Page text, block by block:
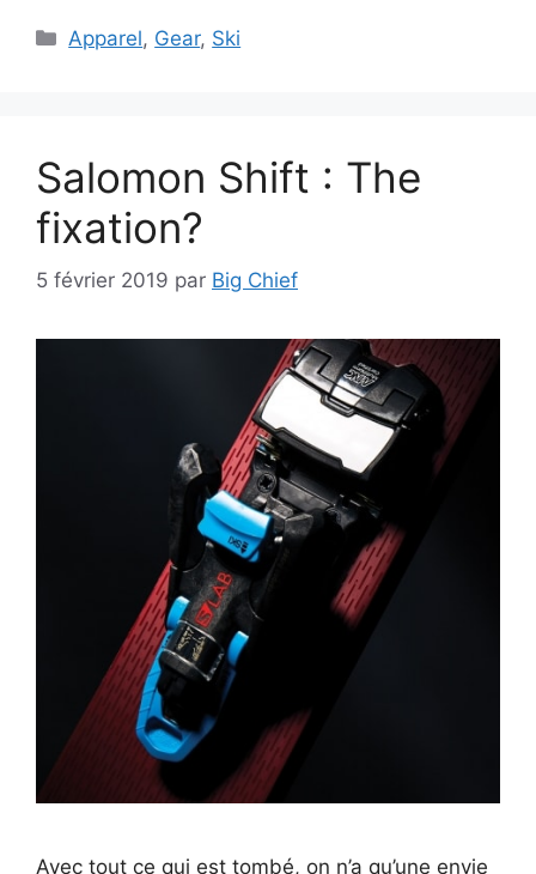
Catégories
Apparel, Gear, Ski
Salomon Shift : The
fixation?
5 février 2019 par Big Chief
Avec tout ce qui est tombé, on n’a qu’une envie